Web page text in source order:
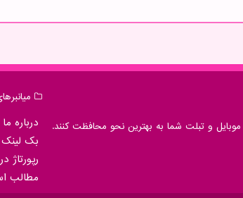
و تبلت شما به بهترین نحو محافظت کنند.
درباره ما
بک لینک
رپورتاژ
مطالب